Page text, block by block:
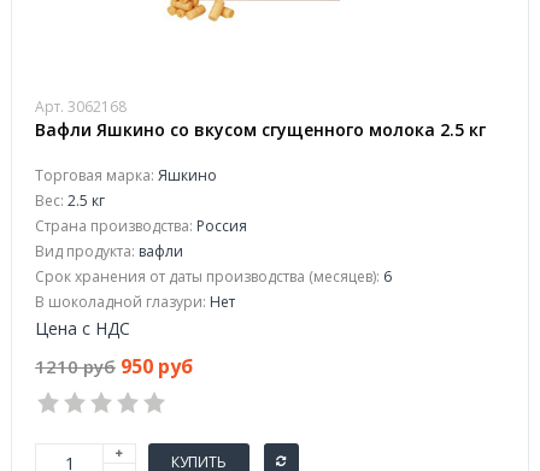
Арт. 3062168
Вафли Яшкино со вкусом сгущенного молока 2.5 кг
Торговая марка: Яшкино
Вес: 2.5 кг
Страна производства: Россия
Вид продукта: вафли
Срок хранения от даты производства (месяцев): 6
В шоколадной глазури: Нет
Цена с НДС
1210 руб 950 руб
КУПИТЬ